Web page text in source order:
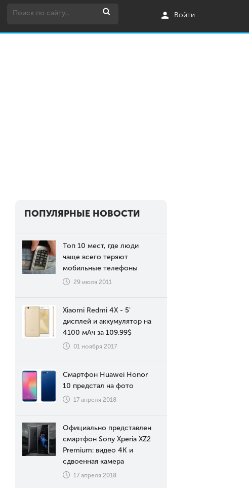
Войти
ПОПУЛЯРНЫЕ НОВОСТИ
Топ 10 мест, где люди
чаще всего теряют
мобильные телефоны
29 июля 2011
Xiaomi Redmi 4X - 5'
дисплей и аккумулятор на
4100 мАч за 109.99$
01 ноября 2017
Смартфон Huawei Honor
10 предстал на фото
17 апреля 2018
Официально представлен
смартфон Sony Xperia XZ2
Premium: видео 4К и
сдвоенная камера
17 апреля 2018